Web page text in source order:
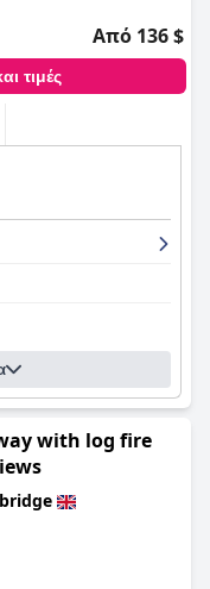
Από 136 $
τιμές
with log fire